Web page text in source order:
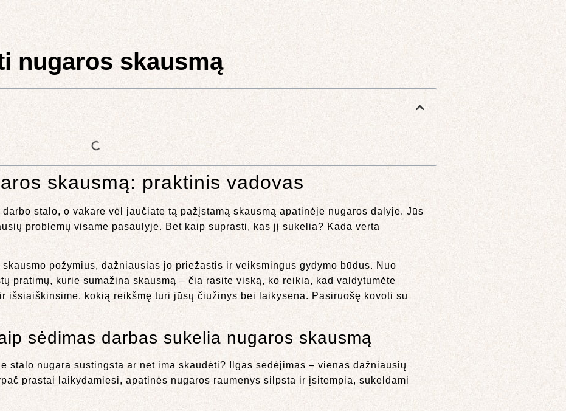
nugaros skausmą
skausmą: praktinis vadovas
stalo, o vakare vėl jaučiate tą pažįstamą skausmą apatinėje nugaros dalyje. Jūs
problemų visame pasaulyje. Bet kaip suprasti, kas jį sukelia? Kada verta
požymius, dažniausias jo priežastis ir veiksmingus gydymo būdus. Nuo
pratimų, kurie sumažina skausmą – čia rasite viską, ko reikia, kad valdytumėte
išsiaiškinsime, kokią reikšmę turi jūsų čiužinys bei laikysena. Pasiruošę kovoti su
sėdimas darbas sukelia nugaros skausmą
stalo nugara sustingsta ar net ima skaudėti? Ilgas sėdėjimas – vienas dažniausių
prastai laikydamiesi, apatinės nugaros raumenys silpsta ir įsitempia, sukeldami